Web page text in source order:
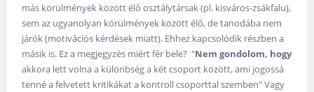
más körülmények között élő osztálytársak (pl. kisváros-zsákfalu),
sem az ugyanolyan körülmények között élő, de tanodába nem
járók (motivációs kérdések miatt). Ehhez kapcsolódik részben a
másik is. Ez a megjegyzés miért fér bele? "Nem gondolom, hogy
akkora lett volna a különbség a két csoport között, ami jogossá
tenné a felvetett kritikákat a kontroll csoporttal szemben" Vagy